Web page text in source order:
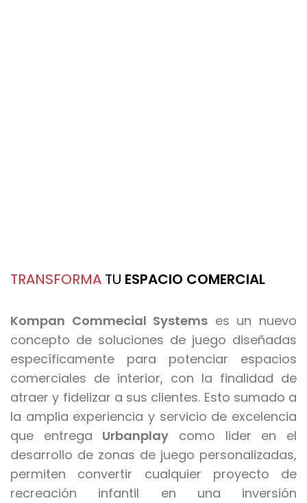
TRANSFORMA TU ESPACIO COMERCIAL
Kompan Commecial Systems es un nuevo
concepto de soluciones de juego diseñadas
específicamente para potenciar espacios
comerciales de interior, con la finalidad de
atraer y fidelizar a sus clientes. Esto sumado a
la amplia experiencia y servicio de excelencia
que entrega Urbanplay como lider en el
desarrollo de zonas de juego personalizadas,
permiten convertir cualquier proyecto de
recreación infantil en una inversión